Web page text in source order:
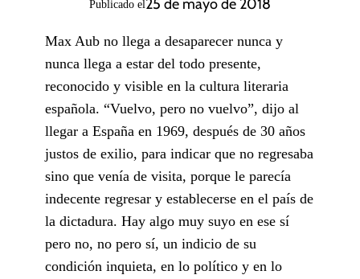
Publicado el25 de mayo de 2018
Max Aub no llega a desaparecer nunca y
nunca llega a estar del todo presente,
reconocido y visible en la cultura literaria
española. “Vuelvo, pero no vuelvo”, dijo al
llegar a España en 1969, después de 30 años
justos de exilio, para indicar que no regresaba
sino que venía de visita, porque le parecía
indecente regresar y establecerse en el país de
la dictadura. Hay algo muy suyo en ese sí
pero no, no pero sí, un indicio de su
condición inquieta, en lo político y en lo